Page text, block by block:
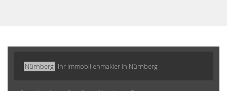
Nürnberg Ihr Immobilienmakler in Nürnberg